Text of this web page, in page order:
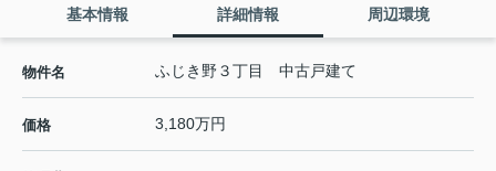
基本情報 詳細情報 周辺環境
物件名 ふじき野３丁目 中古戸建て
価格 3,180万円